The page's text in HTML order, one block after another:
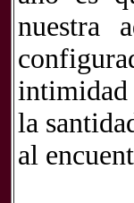
nuestra
intimidad
la
al